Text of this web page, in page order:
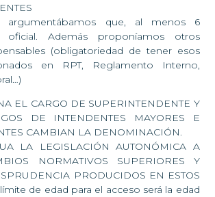
argumentábamos que, al menos 6
Además proponíamos otros
(obligatoriedad de tener esos
en RPT, Reglamento Interno,
EL CARGO DE SUPERINTENDENTE Y
DE INTENDENTES MAYORES E
CAMBIAN LA DENOMINACIÓN.
LA LEGISLACIÓN AUTONÓMICA A
NORMATIVOS SUPERIORES Y
PRODUCIDOS EN ESTOS
de edad para el acceso será la edad